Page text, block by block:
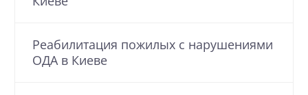
Реабилитация пожилых с нарушениями
ОДА в Киеве